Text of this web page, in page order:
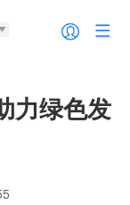
力绿色发